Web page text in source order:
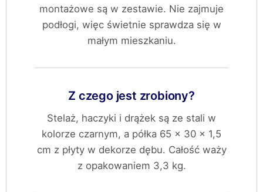
montażowe są w zestawie. Nie zajmuje
podłogi, więc świetnie sprawdza się w
małym mieszkaniu.
Z czego jest zrobiony?
Stelaż, haczyki i drążek są ze stali w
kolorze czarnym, a półka 65 × 30 × 1,5
cm z płyty w dekorze dębu. Całość waży
z opakowaniem 3,3 kg.